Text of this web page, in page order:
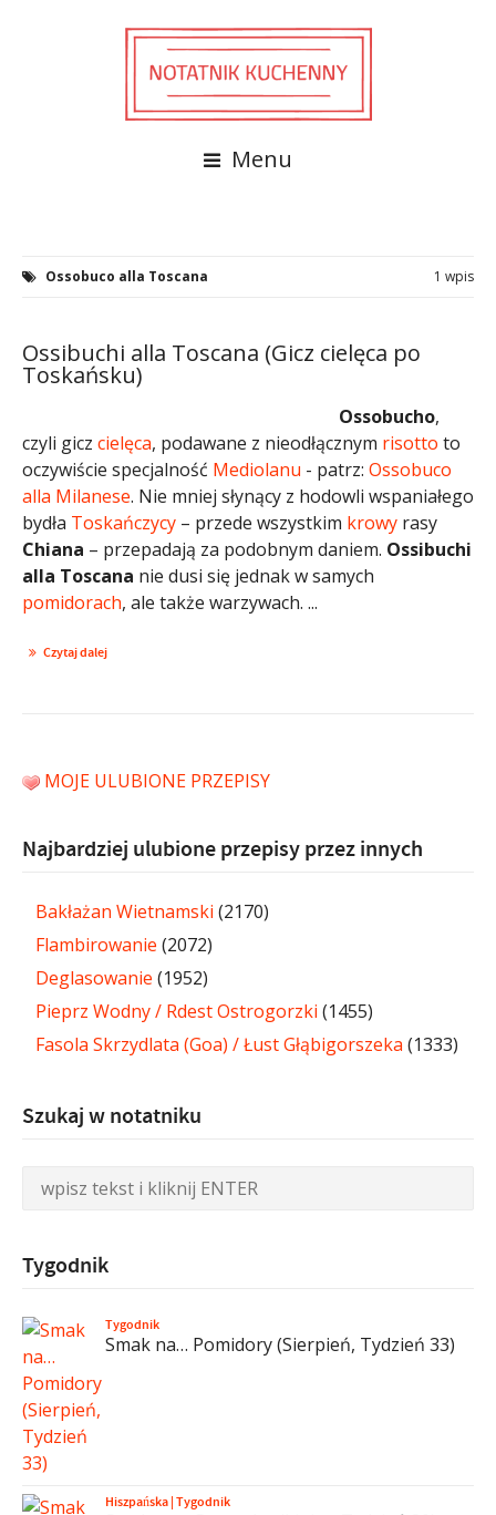
Menu
Ossobuco alla Toscana 1 wpis
Ossibuchi alla Toscana (Gicz cielęca po
Toskańsku)
Ossobucho,
czyli gicz cielęca, podawane z nieodłącznym risotto to
oczywiście specjalność Mediolanu - patrz: Ossobuco
alla Milanese. Nie mniej słynący z hodowli wspaniałego
bydła Toskańczycy – przede wszystkim krowy rasy
Chiana – przepadają za podobnym daniem. Ossibuchi
alla Toscana nie dusi się jednak w samych
pomidorach, ale także warzywach. ...
Czytaj dalej
MOJE ULUBIONE PRZEPISY
Najbardziej ulubione przepisy przez innych
Bakłażan Wietnamski (2170)
Flambirowanie (2072)
Deglasowanie (1952)
Pieprz Wodny / Rdest Ostrogorzki (1455)
Fasola Skrzydlata (Goa) / Łust Głąbigorszeka (1333)
Szukaj w notatniku
Tygodnik
Tygodnik
Smak na… Pomidory (Sierpień, Tydzień 33)
Hiszpańska|Tygodnik